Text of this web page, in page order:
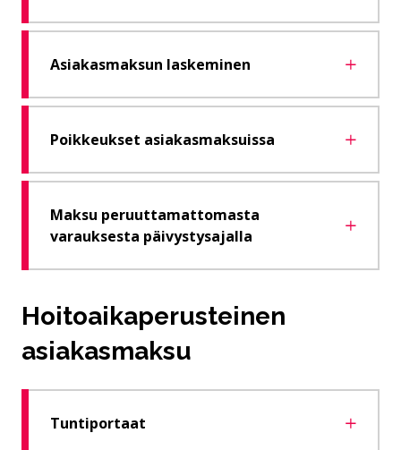
Asiakasmaksun laskeminen
Poikkeukset asiakasmaksuissa
Maksu peruuttamattomasta
varauksesta päivystysajalla
Hoitoaikaperusteinen
asiakasmaksu
Tuntiportaat